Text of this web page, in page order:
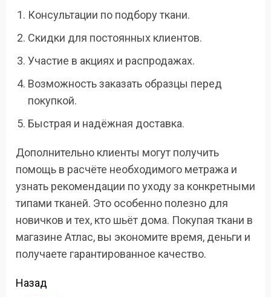
Консультации по подбору ткани.
Скидки для постоянных клиентов.
Участие в акциях и распродажах.
Возможность заказать образцы перед
покупкой.
Быстрая и надёжная доставка.
Дополнительно клиенты могут получить
помощь в расчёте необходимого метража и
узнать рекомендации по уходу за конкретными
типами тканей. Это особенно полезно для
новичков и тех, кто шьёт дома. Покупая ткани в
магазине Атлас, вы экономите время, деньги и
получаете гарантированное качество.
Продолжить
Назад